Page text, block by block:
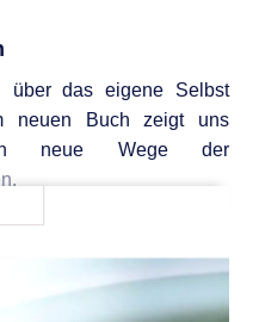
über das eigene Selbst
neuen Buch zeigt uns
neue Wege der